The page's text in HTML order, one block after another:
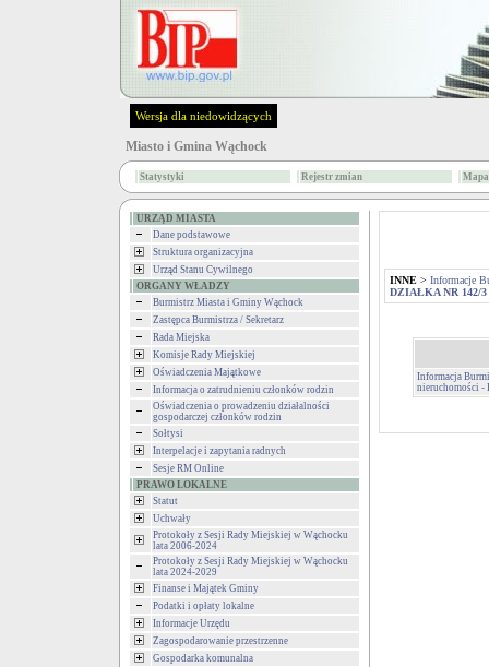
Wersja dla niedowidzących
Miasto i Gmina Wąchock
Statystyki Rejestr zmian
URZĄD MIASTA
Dane podstawowe
Struktura organizacyjna
Urząd Stanu Cywilnego
ORGANY WŁADZY
Burmistrz Miasta i Gminy Wąchock
Zastępca Burmistrza / Sekretarz
Rada Miejska
Komisje Rady Miejskiej
Oświadczenia Majątkowe
Informacja o zatrudnieniu członków rodzin
Oświadczenia o prowadzeniu działalności
gospodarczej członków rodzin
Sołtysi
Interpelacje i zapytania radnych
Sesje RM Online
PRAWO LOKALNE
Statut
Uchwały
Protokoły z Sesji Rady Miejskiej w Wąchocku
lata 2006-2024
Protokoły z Sesji Rady Miejskiej w Wąchocku
lata 2024-2029
Finanse i Majątek Gminy
Podatki i opłaty lokalne
Informacje Urzędu
Zagospodarowanie przestrzenne
Gospodarka komunalna
INNE > Informacje
DZIAŁKA NR 142/3
Informacja
nieruchomości -